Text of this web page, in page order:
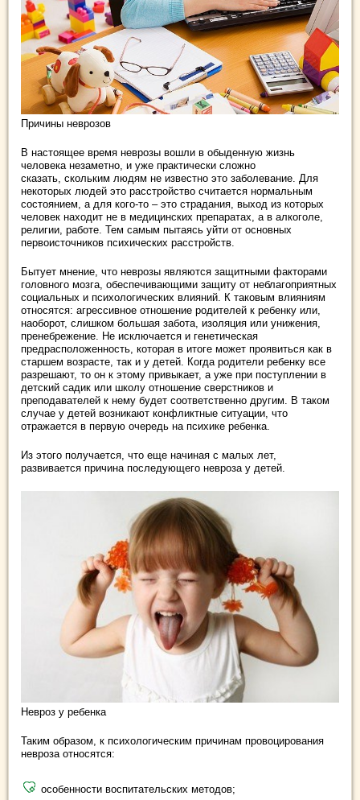
Причины неврозов
В настоящее время неврозы вошли в обыденную жизнь
человека незаметно, и уже практически сложно
сказать, скольким людям не известно это заболевание. Для
некоторых людей это расстройство считается нормальным
состоянием, а для кого-то – это страдания, выход из которых
человек находит не в медицинских препаратах, а в алкоголе,
религии, работе. Тем самым пытаясь уйти от основных
первоисточников психических расстройств.
Бытует мнение, что неврозы являются защитными факторами
головного мозга, обеспечивающими защиту от неблагоприятных
социальных и психологических влияний. К таковым влияниям
относятся: агрессивное отношение родителей к ребенку или,
наоборот, слишком большая забота, изоляция или унижения,
пренебрежение. Не исключается и генетическая
предрасположенность, которая в итоге может проявиться как в
старшем возрасте, так и у детей. Когда родители ребенку все
разрешают, то он к этому привыкает, а уже при поступлении в
детский садик или школу отношение сверстников и
преподавателей к нему будет соответственно другим. В таком
случае у детей возникают конфликтные ситуации, что
отражается в первую очередь на психике ребенка.
Из этого получается, что еще начиная с малых лет,
развивается причина последующего невроза у детей.
Невроз у ребенка
Таким образом, к психологическим причинам провоцирования
невроза относятся:
особенности воспитательских методов;